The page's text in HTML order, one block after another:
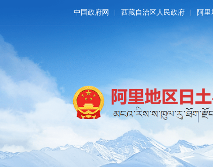
中国政府网 西藏自治区人民政府 阿